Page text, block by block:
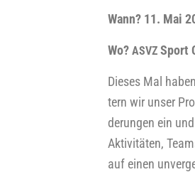
Wann? 11. Mai
Wo? ASVZ Sport
Die­ses Mal
tern wir unser
de­run­gen ein
Akti­vi­tä­ten,
auf einen